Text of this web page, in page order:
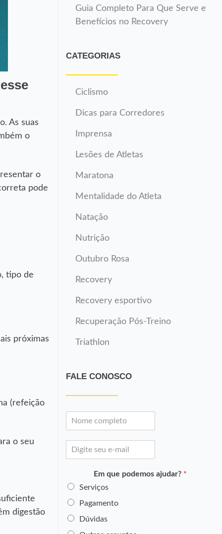
As suas
o
o
pode
tipo de
próximas
(refeição
o seu
digestão
Guia Completo Para Que Serve e
Benefícios no Recovery
CATEGORIAS
Ciclismo
Dicas para Corredores
Imprensa
Lesões de Atletas
Maratona
Mentalidade do Atleta
Natação
Nutrição
Outubro Rosa
Recovery
Recovery esportivo
Recuperação Pós-Treino
Triathlon
FALE CONOSCO
*
Em que podemos ajudar? *
Serviços
Pagamento
Dúvidas